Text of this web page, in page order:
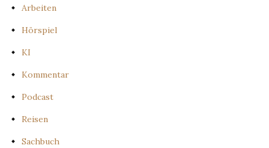
Arbeiten
Hörspiel
KI
Kommentar
Podcast
Reisen
Sachbuch